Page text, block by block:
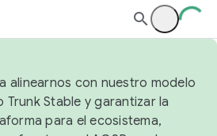
alinearnos con nuestro modelo
Stable y garantizar la
para el ecosistema,